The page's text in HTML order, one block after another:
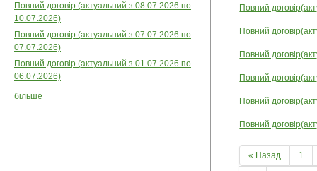
Повний договір (актуальний з 08.07.2026 по
10.07.2026)
Повний договір (актуальний з 07.07.2026 по
07.07.2026)
Повний договір (актуальний з 01.07.2026 по
06.07.2026)
більше
Повний
Повний
Повний
Повний
Повний
Повний
« Назад 1